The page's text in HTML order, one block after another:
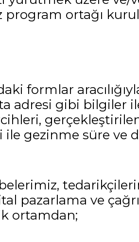
program ortağı
formlar
adresi gibi bilgiler
ile gezinme süre ve
pazarlama ve
ortamdan;